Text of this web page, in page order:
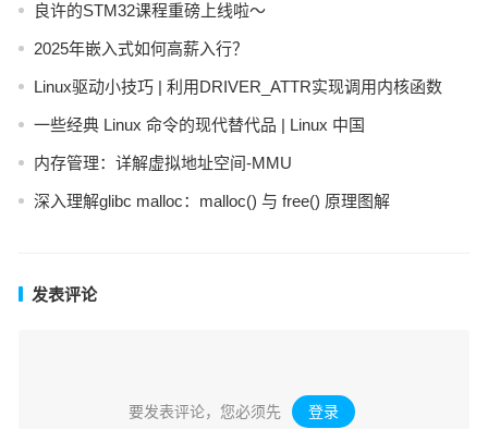
良许的STM32课程重磅上线啦～
2025年嵌入式如何高薪入行？
Linux驱动小技巧 | 利用DRIVER_ATTR实现调用内核函数
一些经典 Linux 命令的现代替代品 | Linux 中国
内存管理：详解虚拟地址空间-MMU
深入理解glibc malloc：malloc() 与 free() 原理图解
发表评论
要发表评论，您必须先 登录 。